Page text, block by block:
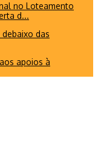
no Loteamento
d...
das
apoios à